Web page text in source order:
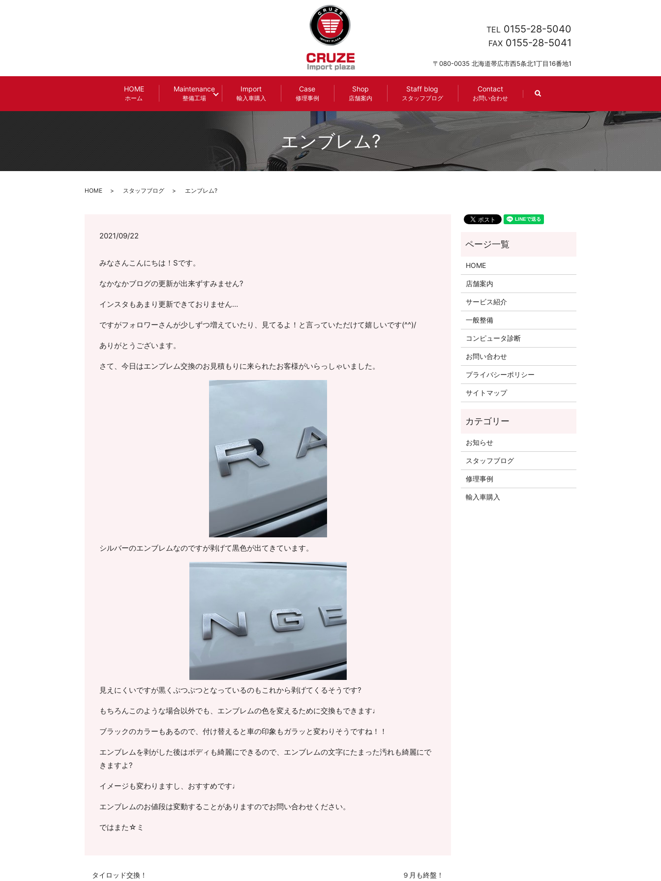
HOME
ホーム
Maintenance
整備工場
Import
輸入車購入
Case
修理事例
Shop
店舗案内
Staff blog
スタッフブログ
Contact
お問い合わせ search
TEL 0155-28-5040
FAX 0155-28-5041
〒080-0035 北海道帯広市西5条北1丁目16番地1
エンブレム?
HOME スタッフブログ エンブレム?
2021/09/22
みなさんこんにちは！Sです。
なかなかブログの更新が出来ずすみません?
インスタもあまり更新できておりません…
ですがフォロワーさんが少しずつ増えていたり、見てるよ！と言っていただけて嬉しいです(^^)/
ありがとうございます。
さて、今日はエンブレム交換のお見積もりに来られたお客様がいらっしゃいました。
シルバーのエンブレムなのですが剥げて黒色が出てきています。
見えにくいですが黒くぷつぷつとなっているのもこれから剥げてくるそうです?
もちろんこのような場合以外でも、エンブレムの色を変えるために交換もできます♩
ブラックのカラーもあるので、付け替えると車の印象もガラッと変わりそうですね！！
エンブレムを剥がした後はボディも綺麗にできるので、エンブレムの文字にたまった汚れも綺麗にで
きますよ?
イメージも変わりますし、おすすめです♩
エンブレムのお値段は変動することがありますのでお問い合わせください。
ではまた☆ミ
タイロッド交換！ ９月も終盤！
HOME
店舗案内
サービス紹介
一般整備
コンピュータ診断
お問い合わせ
プライバシーポリシー
サイトマップ
お知らせ
スタッフブログ
修理事例
輸入車購入